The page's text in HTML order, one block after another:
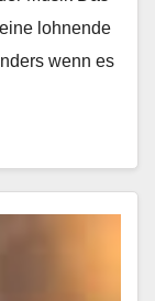
lohnende
wenn es